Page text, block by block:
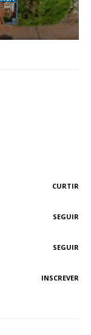
CURTIR
SEGUIR
SEGUIR
INSCREVER